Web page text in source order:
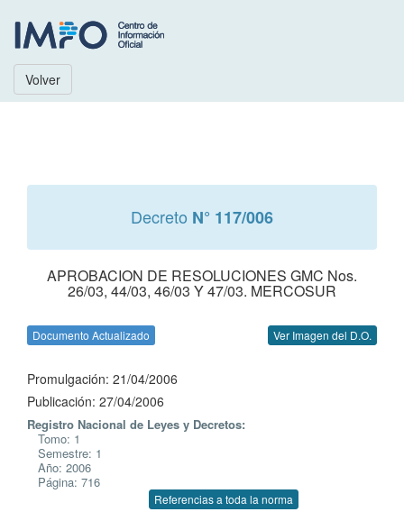
Volver
Decreto N° 117/006
APROBACION DE RESOLUCIONES GMC Nos.
26/03, 44/03, 46/03 Y 47/03. MERCOSUR
Documento Actualizado Ver Imagen del D.O.
Promulgación: 21/04/2006
Publicación: 27/04/2006
Registro Nacional de Leyes y Decretos:
Tomo: 1
Semestre: 1
Año: 2006
Página: 716
Referencias a toda la norma